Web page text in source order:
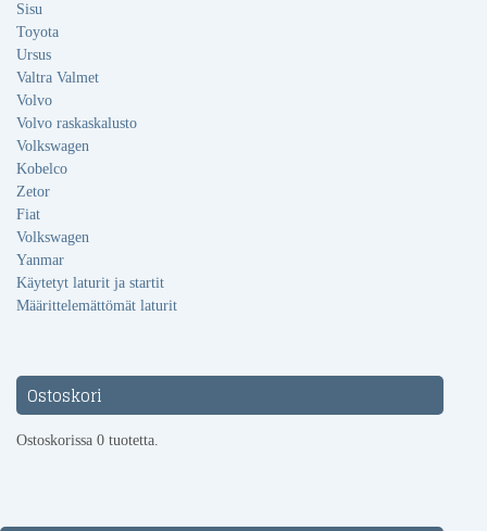
Sisu
Toyota
Ursus
Valtra Valmet
Volvo
Volvo raskaskalusto
Volkswagen
Kobelco
Zetor
Fiat
Volkswagen
Yanmar
Käytetyt laturit ja startit
Määrittelemättömät laturit
Ostoskori
Ostoskorissa 0 tuotetta.